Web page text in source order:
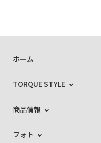
ホーム
TORQUE STYLE
商品情報
フォト